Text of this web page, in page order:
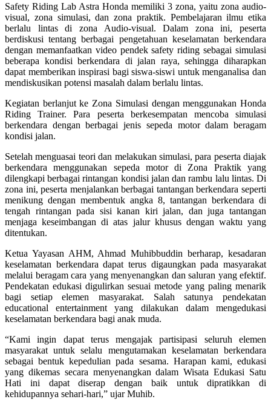
Safety Riding Lab Astra Honda memiliki 3 zona, yaitu zona audio-
visual, zona simulasi, dan zona praktik. Pembelajaran ilmu etika
berlalu lintas di zona Audio-visual. Dalam zona ini, peserta
berdiskusi tentang berbagai pengetahuan keselamatan berkendara
dengan memanfaatkan video pendek safety riding sebagai simulasi
beberapa kondisi berkendara di jalan raya, sehingga diharapkan
dapat memberikan inspirasi bagi siswa-siswi untuk menganalisa dan
mendiskusikan potensi masalah dalam berlalu lintas.
Kegiatan berlanjut ke Zona Simulasi dengan menggunakan Honda
Riding Trainer. Para peserta berkesempatan mencoba simulasi
berkendara dengan berbagai jenis sepeda motor dalam beragam
kondisi jalan.
Setelah menguasai teori dan melakukan simulasi, para peserta diajak
berkendara menggunakan sepeda motor di Zona Praktik yang
dilengkapi berbagai rintangan kondisi jalan dan rambu lalu lintas. Di
zona ini, peserta menjalankan berbagai tantangan berkendara seperti
menikung dengan membentuk angka 8, tantangan berkendara di
tengah rintangan pada sisi kanan kiri jalan, dan juga tantangan
menjaga keseimbangan di atas jalur khusus dengan waktu yang
ditentukan.
Ketua Yayasan AHM, Ahmad Muhibbuddin berharap, kesadaran
keselamatan berkendara dapat terus digaungkan pada masyarakat
melalui beragam cara yang menyenangkan dan saluran yang efektif.
Pendekatan edukasi digulirkan sesuai metode yang paling menarik
bagi setiap elemen masyarakat. Salah satunya pendekatan
educational entertainment yang dilakukan dalam mengedukasi
keselamatan berkendara bagi anak muda.
“Kami ingin dapat terus mengajak partisipasi seluruh elemen
masyarakat untuk selalu mengutamakan keselamatan berkendara
sebagai bentuk kepedulian pada sesama. Harapan kami, edukasi
yang dikemas secara menyenangkan dalam Wisata Edukasi Satu
Hati ini dapat diserap dengan baik untuk dipratikkan di
kehidupannya sehari-hari,” ujar Muhib.